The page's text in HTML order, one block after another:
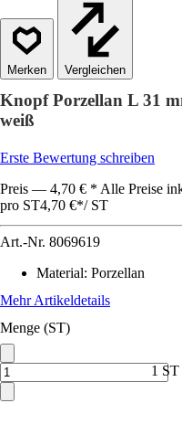
Vergleichen
Knopf Porzellan L 31
weiß
Erste Bewertung schreiben
Preis — 4,70 € * Alle Preise
pro ST4,70 €*/ ST
Art.-Nr. 8069619
Material: Porzellan
Mehr Artikeldetails
Menge (ST)
1 ST